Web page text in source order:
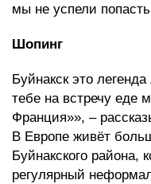
мы не успели попасть
Шопинг
Буйнакск это
тебе на встречу еде
Франция»», –
В Европе живёт
Буйнакского района,
регулярный